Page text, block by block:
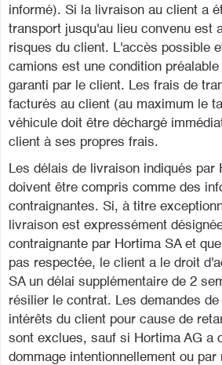
informé). Si la livraison au client a
transport jusqu'au lieu convenu est
risques du client. L'accès possible
camions est une condition
garanti par le client. Les frais de
facturés au client (au maximum le
véhicule doit être déchargé
client à ses propres frais.
Les délais de livraison indiqués par
doivent être compris comme des
contraignantes. Si, à titre
livraison est expressément
contraignante par Hortima SA et
pas respectée, le client a le droit
SA un délai supplémentaire de 2
résilier le contrat. Les demandes
intérêts du client pour cause de
sont exclues, sauf si Hortima AG a
dommage intentionnellement ou par